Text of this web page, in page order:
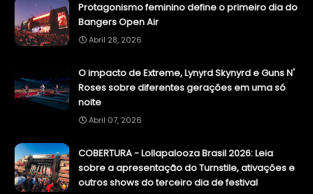
Protagonismo feminino define o primeiro dia do
Bangers Open Air
Abril 28, 2026
O impacto de Extreme, Lynyrd Skynyrd e Guns N'
Roses sobre diferentes gerações em uma só
noite
Abril 07, 2026
COBERTURA - Lollapalooza Brasil 2026: Leia
sobre a apresentação do Turnstile, ativações e
outros shows do terceiro dia de festival